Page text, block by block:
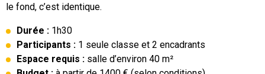
le fond, c’est identique.
Durée : 1h30
Participants : 1 seule classe et 2 encadrants
Espace requis : salle d’environ 40 m²